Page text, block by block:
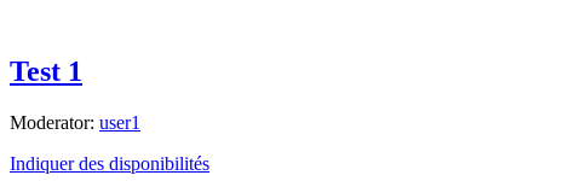
Test 1
Moderator: user1
Indiquer des disponibilités